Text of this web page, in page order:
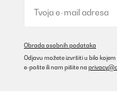
Obrada osobnih podataka
Odjavu možete izvršiti u bilo
e-pošte ili nam pišite na